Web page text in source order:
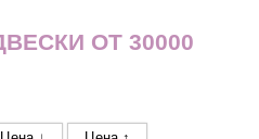
ОТ 30000